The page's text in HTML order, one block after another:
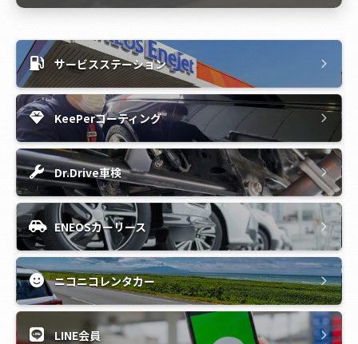
サービスステーション
KeePerコーティング
Dr.Drive車検
ENEOSカーリース
ニコニコレンタカー
LINE会員